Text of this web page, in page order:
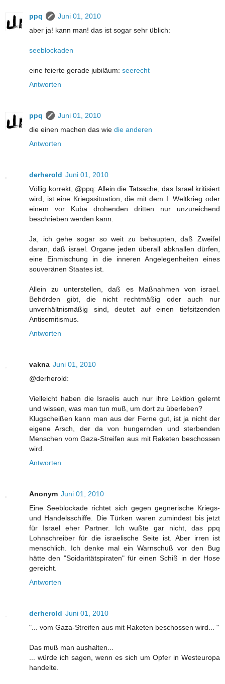
ppq
Juni 01, 2010
aber ja! kann man! das ist sogar sehr üblich:
seeblockaden
eine feierte gerade jubiläum: seerecht
Antworten
ppq
Juni 01, 2010
die einen machen das wie die anderen
Antworten
derherold Juni 01, 2010
Völlig korrekt, @ppq: Allein die Tatsache, das Israel kritisiert
wird, ist eine Kriegssituation, die mit dem I. Weltkrieg oder
einem vor Kuba drohenden dritten nur unzureichend
beschrieben werden kann.
Ja, ich gehe sogar so weit zu behaupten, daß Zweifel
daran, daß israel. Organe jeden überall abknallen dürfen,
eine Einmischung in die inneren Angelegenheiten eines
souveränen Staates ist.
Allein zu unterstellen, daß es Maßnahmen von israel.
Behörden gibt, die nicht rechtmäßig oder auch nur
unverhältnismäßig sind, deutet auf einen tiefsitzenden
Antisemitismus.
Antworten
vakna Juni 01, 2010
@derherold:
Vielleicht haben die Israelis auch nur ihre Lektion gelernt
und wissen, was man tun muß, um dort zu überleben?
Klugscheißen kann man aus der Ferne gut, ist ja nicht der
eigene Arsch, der da von hungernden und sterbenden
Menschen vom Gaza-Streifen aus mit Raketen beschossen
wird.
Antworten
Anonym Juni 01, 2010
Eine Seeblockade richtet sich gegen gegnerische Kriegs-
und Handelsschiffe. Die Türken waren zumindest bis jetzt
für Israel eher Partner. Ich wußte gar nicht, das ppq
Lohnschreiber für die israelische Seite ist. Aber irren ist
menschlich. Ich denke mal ein Warnschuß vor den Bug
hätte den "Soidaritätspiraten" für einen Schiß in der Hose
gereicht.
Antworten
derherold Juni 01, 2010
"... vom Gaza-Streifen aus mit Raketen beschossen wird... "
Das muß man aushalten...
... würde ich sagen, wenn es sich um Opfer in Westeuropa
handelte.